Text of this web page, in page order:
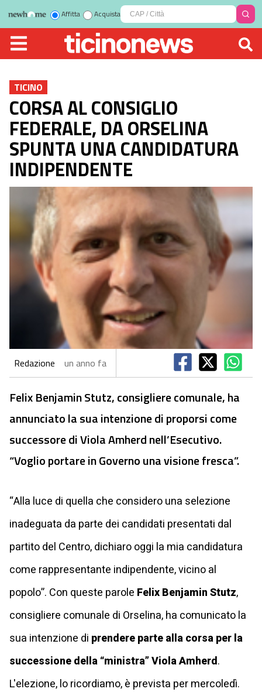
Affitta Acquista
TICINO
CORSA AL CONSIGLIO
FEDERALE, DA ORSELINA
SPUNTA UNA CANDIDATURA
INDIPENDENTE
Redazione un anno fa
Felix Benjamin Stutz, consigliere comunale, ha
annunciato la sua intenzione di proporsi come
successore di Viola Amherd nell’Esecutivo.
“Voglio portare in Governo una visione fresca”.
“Alla luce di quella che considero una selezione
inadeguata da parte dei candidati presentati dal
partito del Centro, dichiaro oggi la mia candidatura
come rappresentante indipendente, vicino al
popolo”. Con queste parole Felix Benjamin Stutz,
consigliere comunale di Orselina, ha comunicato la
sua intenzione di prendere parte alla corsa per la
successione della “ministra” Viola Amherd.
L'elezione, lo ricordiamo, è prevista per mercoledì.